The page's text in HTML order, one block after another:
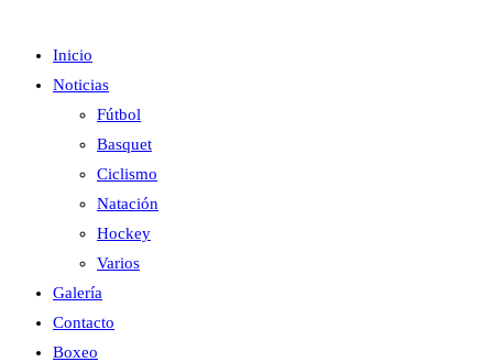
Inicio
Noticias
Fútbol
Basquet
Ciclismo
Natación
Hockey
Varios
Galería
Contacto
Boxeo